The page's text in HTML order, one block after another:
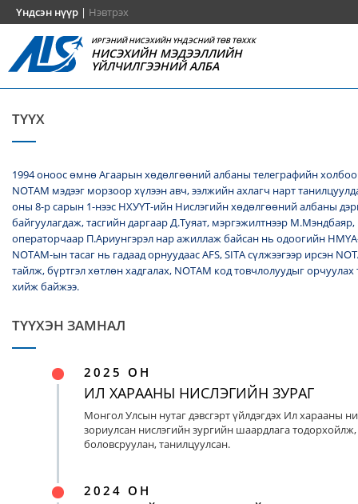
Үндсэн нүүр | Нэвтрэх
ИРГЭНИЙ НИСЭХИЙН ҮНДЭСНИЙ ТӨВ ТӨХХК
НИСЭХИЙН МЭДЭЭЛЛИЙН
ҮЙЛЧИЛГЭЭНИЙ АЛБА
ТҮҮХ
1994 оноос өмнө Агаарын хөдөлгөөний албаны телеграфийн
NОТАМ мэдээг морзоор хүлээн авч, ээлжийн ахлагч нарт
оны 8-р сарын 1-нээс НХУҮТ-ийн Нислэгийн хөдөлгөөний албаны
байгуулагдаж, тасгийн даргаар Д.Туяат, мэргэжилтнээр
операторчаар П.Ариунгэрэл нар ажиллаж байсан нь одоогийн
NOTAM-ын тасаг нь гадаад орнуудаас AFS, SITA сүлжээгээр ирсэн
тайлж, бүртгэл хөтлөн хадгалах, NОТАМ код товчлолуудыг
хийж байжээ.
ТҮҮХЭН ЗАМНАЛ
2025 ОН
ИЛ ХАРААНЫ НИСЛЭГИЙН ЗУРАГ
Монгол Улсын нутаг дэвсгэрт үйлдэгдэх Ил харааны
зориулсан нислэгийн зургийн шаардлага тодорхойлж,
боловсруулан, танилцуулсан.
2024 ОН